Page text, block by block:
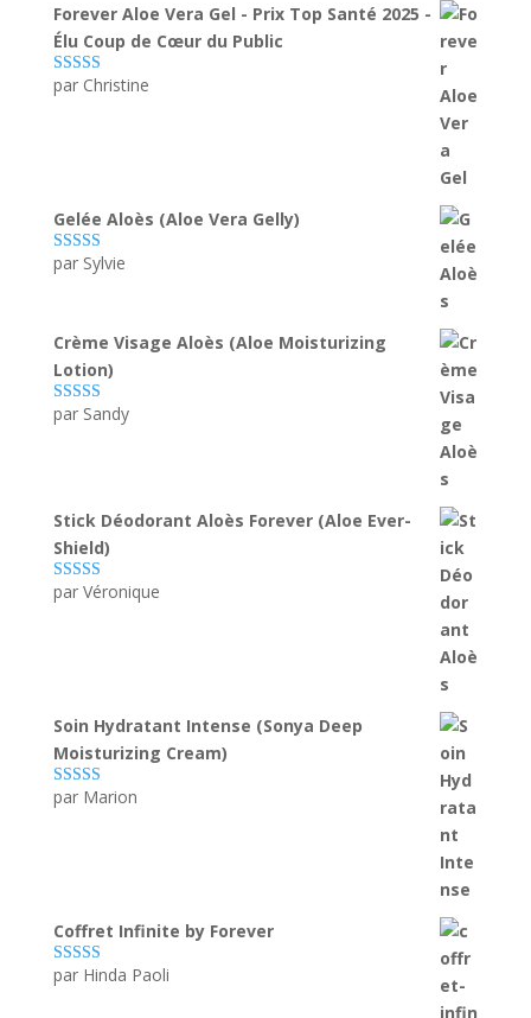
Forever Aloe Vera Gel - Prix Top Santé 2025 -
Élu Coup de Cœur du Public
Note5sur 5
par Christine
Gelée Aloès (Aloe Vera Gelly)
Note5sur 5
par Sylvie
Crème Visage Aloès (Aloe Moisturizing
Lotion)
Note5sur 5
par Sandy
Stick Déodorant Aloès Forever (Aloe Ever-
Shield)
Note5sur 5
par Véronique
Soin Hydratant Intense (Sonya Deep
Moisturizing Cream)
Note5 sur 5
par Marion
Coffret Infinite by Forever
Note5sur 5
par Hinda Paoli